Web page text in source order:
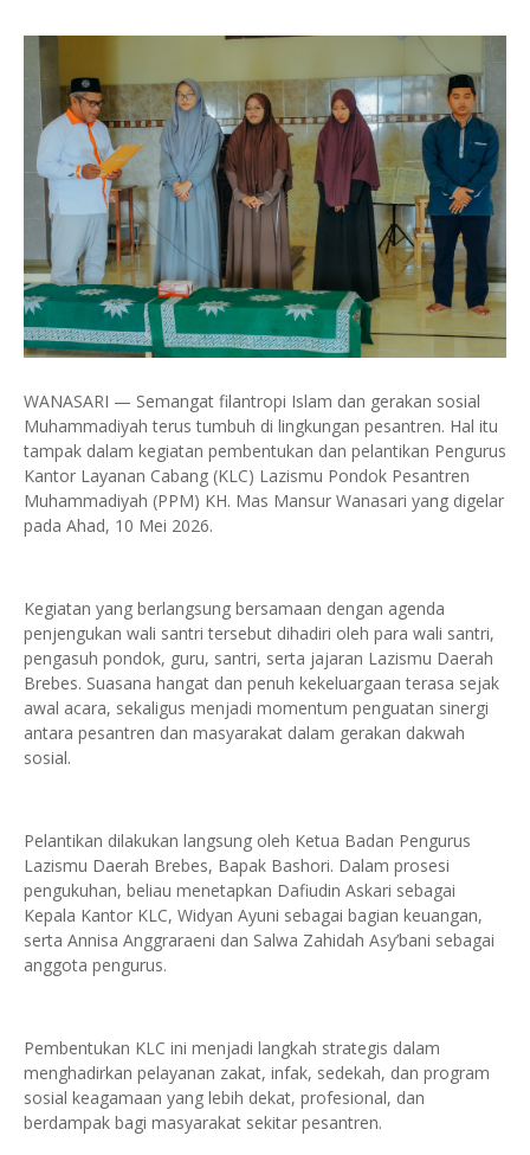
WANASARI — Semangat filantropi Islam dan gerakan sosial
Muhammadiyah terus tumbuh di lingkungan pesantren. Hal itu
tampak dalam kegiatan pembentukan dan pelantikan Pengurus
Kantor Layanan Cabang (KLC) Lazismu Pondok Pesantren
Muhammadiyah (PPM) KH. Mas Mansur Wanasari yang digelar
pada Ahad, 10 Mei 2026.
Kegiatan yang berlangsung bersamaan dengan agenda
penjengukan wali santri tersebut dihadiri oleh para wali santri,
pengasuh pondok, guru, santri, serta jajaran Lazismu Daerah
Brebes. Suasana hangat dan penuh kekeluargaan terasa sejak
awal acara, sekaligus menjadi momentum penguatan sinergi
antara pesantren dan masyarakat dalam gerakan dakwah
sosial.
Pelantikan dilakukan langsung oleh Ketua Badan Pengurus
Lazismu Daerah Brebes, Bapak Bashori. Dalam prosesi
pengukuhan, beliau menetapkan Dafiudin Askari sebagai
Kepala Kantor KLC, Widyan Ayuni sebagai bagian keuangan,
serta Annisa Anggraraeni dan Salwa Zahidah Asy’bani sebagai
anggota pengurus.
Pembentukan KLC ini menjadi langkah strategis dalam
menghadirkan pelayanan zakat, infak, sedekah, dan program
sosial keagamaan yang lebih dekat, profesional, dan
berdampak bagi masyarakat sekitar pesantren.